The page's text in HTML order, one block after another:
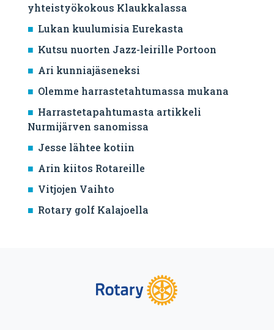
yhteistyökokous Klaukkalassa
Lukan kuulumisia Eurekasta
Kutsu nuorten Jazz-leirille Portoon
Ari kunniajäseneksi
Olemme harrastetahtumassa mukana
Harrastetapahtumasta artikkeli
Nurmijärven sanomissa
Jesse lähtee kotiin
Arin kiitos Rotareille
Vitjojen Vaihto
Rotary golf Kalajoella